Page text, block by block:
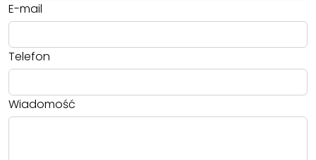
E-mail
Telefon
Wiadomość